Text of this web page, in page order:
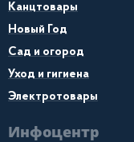
Канцтовары
Новый Год
Сад и огород
Уход и гигиена
Электротовары
Инфоцентр